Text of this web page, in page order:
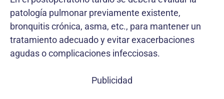
patología pulmonar previamente existente,
bronquitis crónica, asma, etc., para mantener un
tratamiento adecuado y evitar exacerbaciones
agudas o complicaciones infecciosas.
Publicidad